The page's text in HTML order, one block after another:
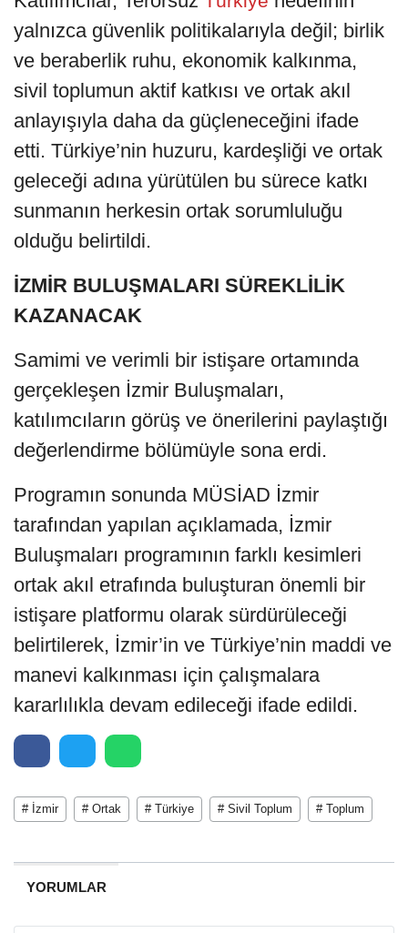
yalnızca güvenlik politikalarıyla değil; birlik
ve beraberlik ruhu, ekonomik kalkınma,
sivil toplumun aktif katkısı ve ortak akıl
anlayışıyla daha da güçleneceğini ifade
etti. Türkiye’nin huzuru, kardeşliği ve ortak
geleceği adına yürütülen bu sürece katkı
sunmanın herkesin ortak sorumluluğu
olduğu belirtildi.
İZMİR BULUŞMALARI SÜREKLİLİK
KAZANACAK
Samimi ve verimli bir istişare ortamında
gerçekleşen İzmir Buluşmaları,
katılımcıların görüş ve önerilerini paylaştığı
değerlendirme bölümüyle sona erdi.
Programın sonunda MÜSİAD İzmir
tarafından yapılan açıklamada, İzmir
Buluşmaları programının farklı kesimleri
ortak akıl etrafında buluşturan önemli bir
istişare platformu olarak sürdürüleceği
belirtilerek, İzmir’in ve Türkiye’nin maddi ve
manevi kalkınması için çalışmalara
kararlılıkla devam edileceği ifade edildi.
# İzmir # Ortak # Türkiye # Sivil Toplum # Toplum
YORUMLAR